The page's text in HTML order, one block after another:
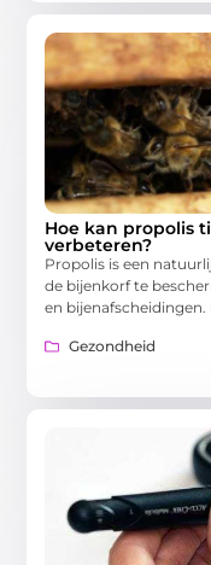
Hoe kan propolis
verbeteren?
Propolis is een
de bijenkorf te
en
Gezondheid